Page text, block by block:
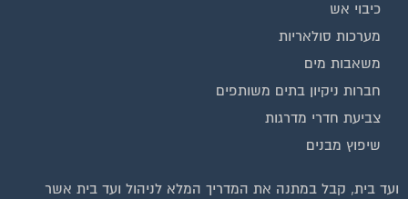
כיבוי אש
מערכות סולאריות
משאבות מים
חברות ניקיון בתים משותפים
צביעת חדרי מדרגות
שיפוץ מבנים
ועד בית, קבל במתנה את המדריך המלא לניהול ועד בית אשר